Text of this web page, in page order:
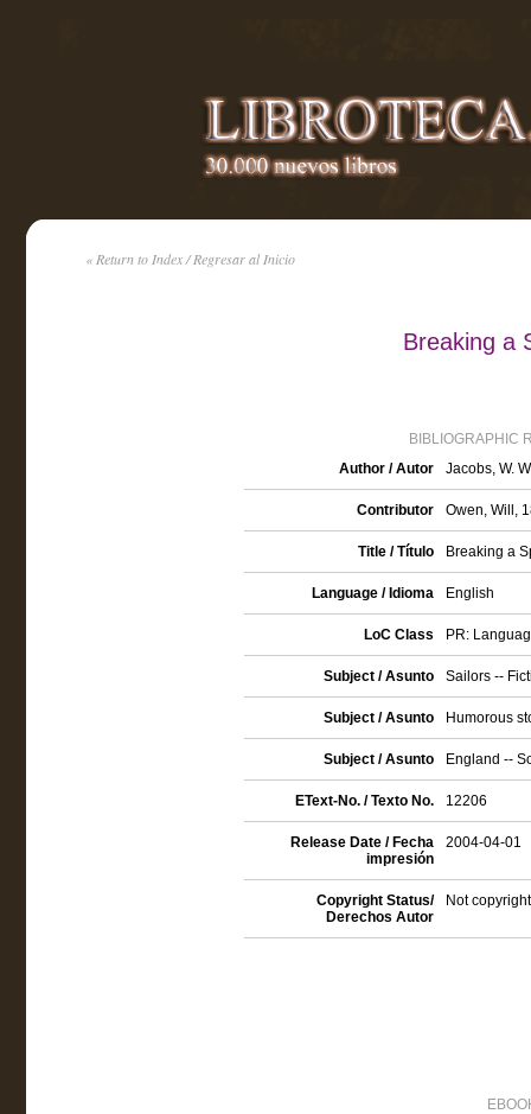
« Return to Index / Regresar al Inicio
Breaking a
BIBLIOGRAPHIC
Author / Autor
Jacobs, W.
Contributor Owen, Will,
Title / Título Breaking a
Language / Idioma English
LoC Class PR:
Subject / Asunto Sailors --
Subject / Asunto Humorous
Subject / Asunto England --
EText-No. / Texto No. 12206
Release Date / Fecha
impresión
2004-04-01
Copyright Status/
Derechos Autor
Not